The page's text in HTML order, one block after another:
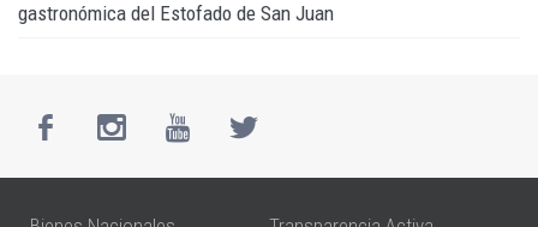
gastronómica del Estofado de San Juan